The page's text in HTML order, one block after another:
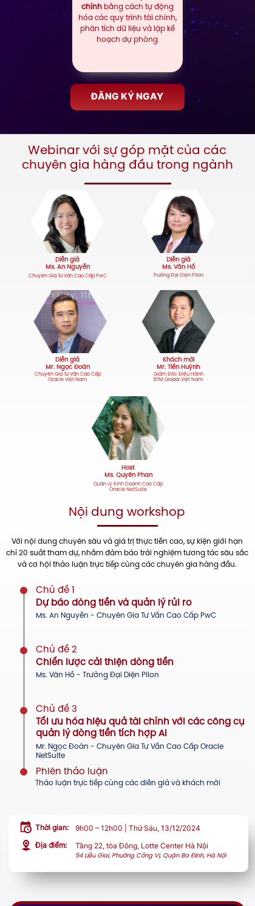
ĐĂNG KÝ NGAY
chính bằng cách tự động
hóa các quy trình tài chính,
phân tích dữ liệu và lập kế
hoạch dự phòng
Webinar với sự góp mặt của các
chuyên gia hàng đầu trong ngành
Diễn giả
Ms. Vân Hồ
Trưởng Đại Diện Pilon
Khách mời
Mr. Tiến Huỳnh
Giám Đốc Điều Hành
BTM Global Việt Nam
Diễn giả
Mr. Ngọc Đoàn
Chuyên Gia Tư Vấn Cao Cấp
Oracle Việt Nam
Diễn giả
Ms. An Nguyễn
Chuyên Gia Tư Vấn Cao Cấp PwC
Host
Ms. Quyên Phan
Quản Lý Kinh Doanh Cao Cấp
Oracle NetSuite
Nội dung workshop
Thảo luận trực tiếp cùng các diễn giả và khách mời
Phiên thảo luận
Chủ đề 3
Mr. Ngọc Đoàn - Chuyên Gia Tư Vấn Cao Cấp Oracle
NetSuite
Tối ưu hóa hiệu quả tài chính với các công cụ
quản lý dòng tiền tích hợp AI
Chủ đề 1
Ms. An Nguyễn - Chuyên Gia Tư Vấn Cao Cấp PwC
Dự báo dòng tiền và quản lý rủi ro
Chủ đề 2
Ms. Vân Hồ - Trưởng Đại Diện Pilon
Chiến lược cải thiện dòng tiền
54 Liễu Giai, Phường Cống Vị, Quận Ba Đình, Hà Nội
Địa điểm: Tầng 22, tòa Đông, Lotte Center Hà Nội
Thời gian: 9h00 – 12h00 | Thứ Sáu, 13/12/2024
Với nội dung chuyên sâu và giá trị thực tiễn cao, sự kiện giới hạn
chỉ 20 suất tham dự, nhằm đảm bảo trải nghiệm tương tác sâu sắc
và cơ hội thảo luận trực tiếp cùng các chuyên gia hàng đầu.